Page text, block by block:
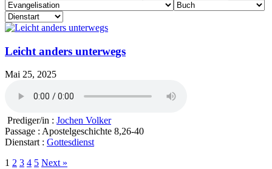
Leicht anders unterwegs
Mai 25, 2025
Prediger/in : Jochen Volker
Passage : Apostelgeschichte 8,26-40
Dienstart : Gottesdienst
1 2 3 4 5 Next »